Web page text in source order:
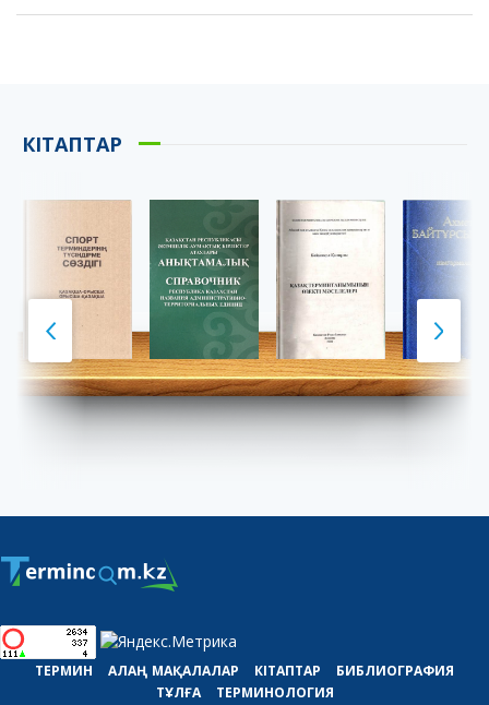
КІТАПТАР
ТЕРМИН АЛАҢ МАҚАЛАЛАР КІТАПТАР
БИБЛИОГРАФИЯ
ТҰЛҒА
ТЕРМИНОЛОГИЯ